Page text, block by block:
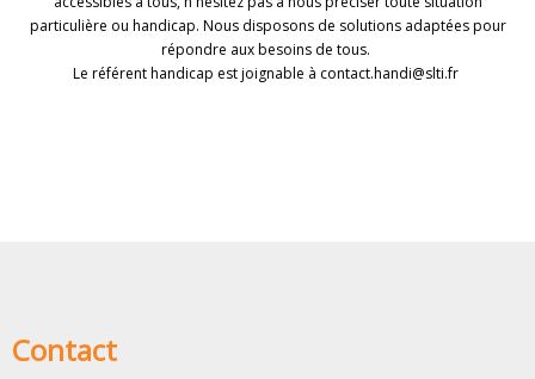
particulière ou handicap. Nous disposons de solutions adaptées pour
répondre aux besoins de tous.
Le référent handicap est joignable à contact.handi@slti.fr
Contact